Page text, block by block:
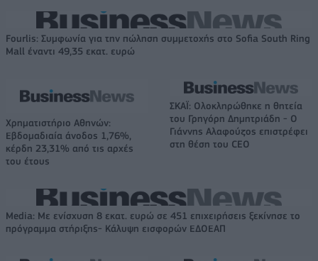
Fourlis: Συμφωνία για την πώληση συμμετοχής στο Sofia South Ring
Mall έναντι 49,35 εκατ. ευρώ
Χρηματιστήριο Αθηνών:
Εβδομαδιαία άνοδος 1,76%,
κέρδη 23,31% από τις αρχές
του έτους
ΣΚΑΪ: Ολοκληρώθηκε η θητεία
του Γρηγόρη Δημητριάδη - Ο
Γιάννης Αλαφούζος επιστρέφει
στη θέση του CEO
Media: Με ενίσχυση 8 εκατ. ευρώ σε 451 επιχειρήσεις ξεκίνησε το
πρόγραμμα στήριξης- Κάλυψη εισφορών ΕΔΟΕΑΠ